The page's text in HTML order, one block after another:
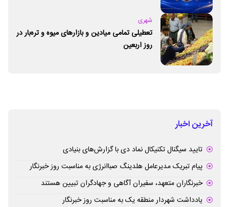
شهری
تعطیلی تمامی میادین و بازارهای میوه و تره‌بار در
روز اربعین
آخرین اخبار
تایید سیگنال تکنیکال نماد دی با گزارش‌های بنیادی
پیام تبریک مدیرعامل هلدینگ صباانرژی به مناسبت روز خبرنگار
خبرنگاران متعهد، سفیران آگاهی و جهادگران تبیین هستند
یادداشت شهردار منطقه یک به مناسبت روز خبرنگار